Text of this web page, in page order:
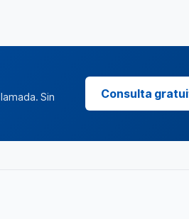
Sin Consulta